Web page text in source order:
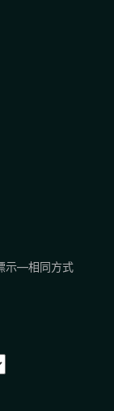
示—相同方式